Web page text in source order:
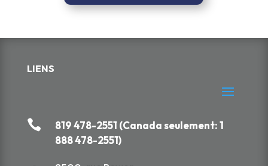
LIENS

819 478-2551 (Canada seulement: 1
888 478-2551)